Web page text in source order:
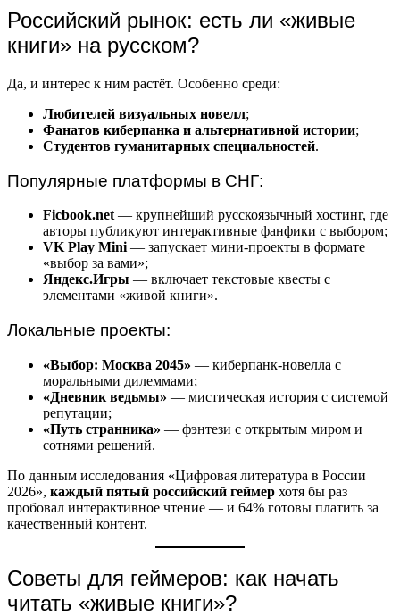
Российский рынок: есть ли «живые
книги» на русском?
Да, и интерес к ним растёт. Особенно среди:
Любителей визуальных новелл;
Фанатов киберпанка и альтернативной истории;
Студентов гуманитарных специальностей.
Популярные платформы в СНГ:
Ficbook.net — крупнейший русскоязычный хостинг, где
авторы публикуют интерактивные фанфики с выбором;
VK Play Mini — запускает мини-проекты в формате
«выбор за вами»;
Яндекс.Игры — включает текстовые квесты с
элементами «живой книги».
Локальные проекты:
«Выбор: Москва 2045» — киберпанк-новелла с
моральными дилеммами;
«Дневник ведьмы» — мистическая история с системой
репутации;
«Путь странника» — фэнтези с открытым миром и
сотнями решений.
По данным исследования «Цифровая литература в России
2026», каждый пятый российский геймер хотя бы раз
пробовал интерактивное чтение — и 64% готовы платить за
качественный контент.
Советы для геймеров: как начать
читать «живые книги»?